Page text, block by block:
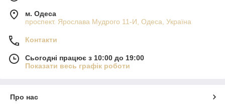
м. Одеса
проспект. Ярослава Мудрого 11-И, Одеса, Україна
Контакти
Сьогодні працює з 10:00 до 19:00
Показати весь графік роботи
Про нас